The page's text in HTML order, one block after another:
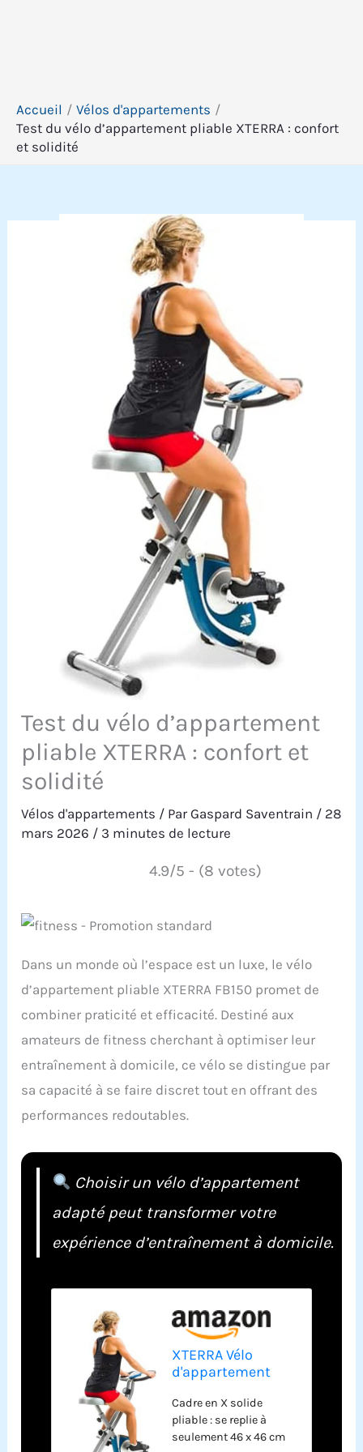
Accueil
Vélos d'appartements
Test du vélo d’appartement pliable XTERRA : confort
et solidité
Test du vélo d’appartement
pliable XTERRA : confort et
solidité
Vélos d'appartements / ParGaspard Saventrain / 28
mars 2026 / 3 minutes de lecture
4.9/5 - (8 votes)
Dans un monde où l’espace est un luxe, le vélo
d’appartement pliable XTERRA FB150 promet de
combiner praticité et efficacité. Destiné aux
amateurs de fitness cherchant à optimiser leur
entraînement à domicile, ce vélo se distingue par
sa capacité à se faire discret tout en offrant des
performances redoutables.
Choisir un vélo d’appartement
adapté peut transformer votre
expérience d’entraînement à domicile.
XTERRA Vélo
d'appartement
capacité de
charge de 102 kg,
sans fil, alimenté
Cadre en X solide
pliable : se replie à
seulement 46 x 46 cm